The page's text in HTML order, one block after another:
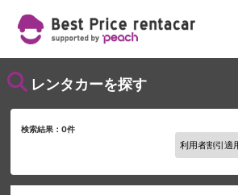
レンタカーを探す
検索結果：0件